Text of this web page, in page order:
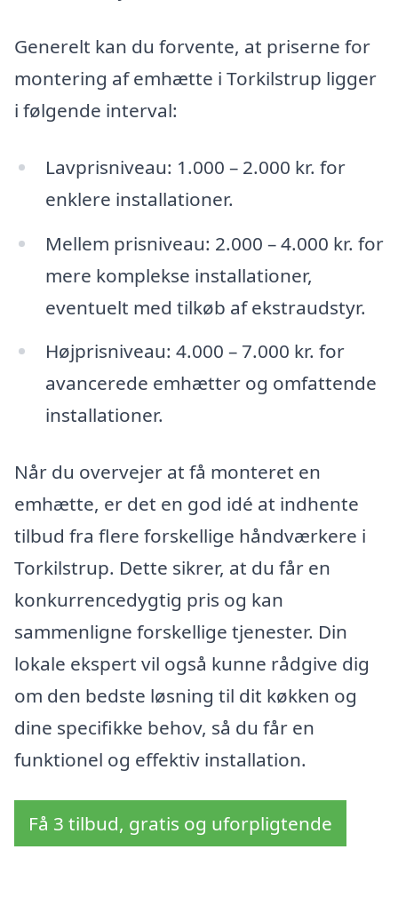
Generelt kan du forvente, at priserne for
montering af emhætte i Torkilstrup ligger
i følgende interval:
Lavprisniveau: 1.000 – 2.000 kr. for
enklere installationer.
Mellem prisniveau: 2.000 – 4.000 kr. for
mere komplekse installationer,
eventuelt med tilkøb af ekstraudstyr.
Højprisniveau: 4.000 – 7.000 kr. for
avancerede emhætter og omfattende
installationer.
Når du overvejer at få monteret en
emhætte, er det en god idé at indhente
tilbud fra flere forskellige håndværkere i
Torkilstrup. Dette sikrer, at du får en
konkurrencedygtig pris og kan
sammenligne forskellige tjenester. Din
lokale ekspert vil også kunne rådgive dig
om den bedste løsning til dit køkken og
dine specifikke behov, så du får en
funktionel og effektiv installation.
Få 3 tilbud, gratis og uforpligtende